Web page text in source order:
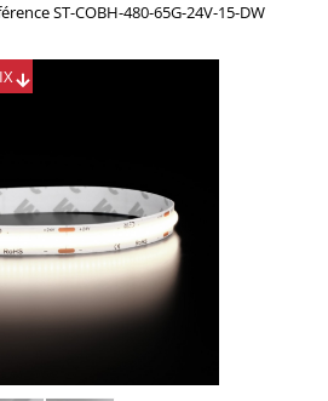
ST-COBH-480-65G-24V-15-DW